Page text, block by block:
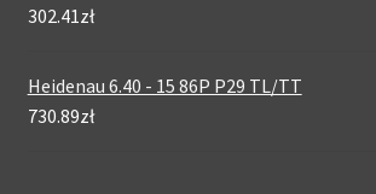
302.41zł
Heidenau 6.40 - 15 86P P29 TL/TT
730.89zł